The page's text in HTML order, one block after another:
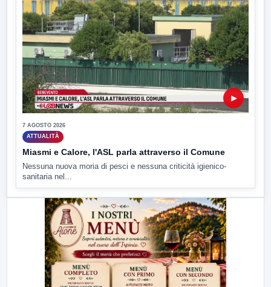
▶
7 AGOSTO 2026
ATTUALITÀ
Miasmi e Calore, l'ASL parla attraverso il Comune
Nessuna nuova moria di pesci e nessuna criticità igienico-
sanitaria nel...